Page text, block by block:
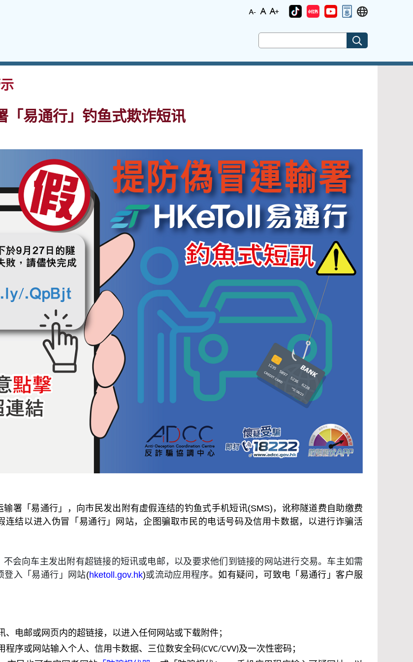
「易通行」钓鱼式欺诈短讯
输署「易通行」，向市民发出附有虚假连结的钓鱼式手机短讯(SMS)，讹称隧道费自助缴费
连结以进入伪冒「易通行」网站，企图骗取市民的电话号码及信用卡数据，以进行诈骗活
会向车主发出附有超链接的短讯或电邮，以及要求他们到链接的网站进行交易。车主如需
登入「易通行」网站(hketoll.gov.hk)或流动应用程序。如有疑问，可致电「易通行」客户服
、电邮或网页内的超链接，以进入任何网站或下载附件；
序或网站输入个人、信用卡数据、三位数安全码(CVC/CVV)及一次性密码；